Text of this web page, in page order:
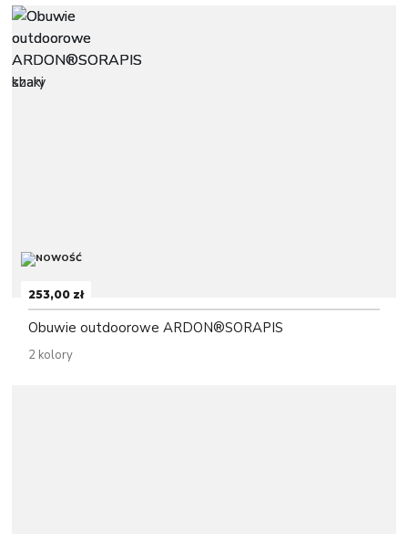
253,00 zł
Obuwie outdoorowe ARDON®SORAPIS
2 kolory